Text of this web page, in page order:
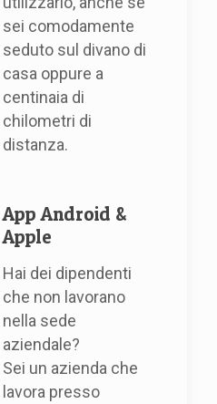
sei comodamente
seduto sul divano di
casa oppure a
centinaia di
chilometri di
distanza.
App Android &
Apple
Hai dei dipendenti
che non lavorano
nella sede
aziendale?
Sei un azienda che
lavora presso